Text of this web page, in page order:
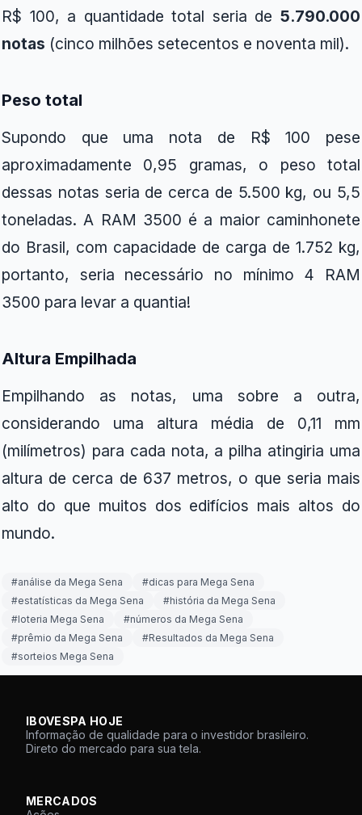
R$ 100, a quantidade total seria de 5.790.000
notas (cinco milhões setecentos e noventa mil).
Peso total
Supondo que uma nota de R$ 100 pese
aproximadamente 0,95 gramas, o peso total
dessas notas seria de cerca de 5.500 kg, ou 5,5
toneladas. A RAM 3500 é a maior caminhonete
do Brasil, com capacidade de carga de 1.752 kg,
portanto, seria necessário no mínimo 4 RAM
3500 para levar a quantia!
Altura Empilhada
Empilhando as notas, uma sobre a outra,
considerando uma altura média de 0,11 mm
(milímetros) para cada nota, a pilha atingiria uma
altura de cerca de 637 metros, o que seria mais
alto do que muitos dos edifícios mais altos do
mundo.
#análise da Mega Sena #dicas para Mega Sena
#estatísticas da Mega Sena #história da Mega Sena
#loteria Mega Sena #números da Mega Sena
#prêmio da Mega Sena #Resultados da Mega Sena
#sorteios Mega Sena
IBOVESPA HOJE
Informação de qualidade para o investidor brasileiro.
Direto do mercado para sua tela.
MERCADOS